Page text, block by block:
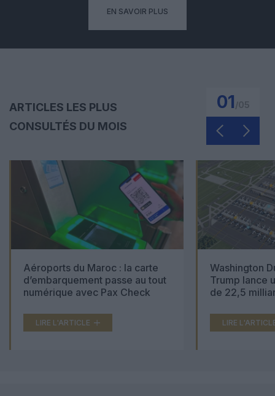
EN SAVOIR PLUS
ARTICLES LES PLUS
CONSULTÉS DU MOIS
01
Aéroports du Maroc : la carte
d’embarquement passe au tout
numérique avec Pax Check
LIRE L'ARTICLE
Washington
Trump lance
de 22,5
LIRE